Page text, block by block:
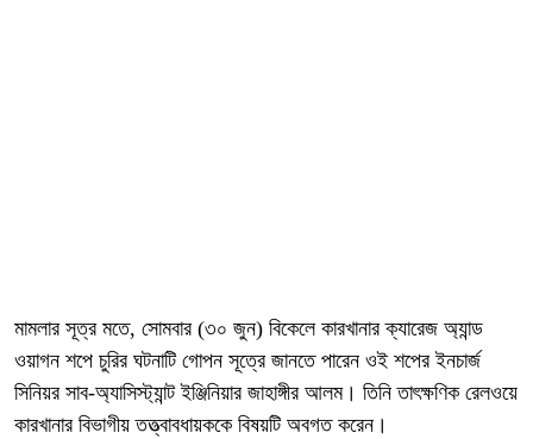
মামলার সূত্র মতে, সোমবার (৩০ জুন) বিকেলে কারখানার ক্যারেজ অ্যান্ড
ওয়াগন শপে চুরির ঘটনাটি গোপন সূত্রে জানতে পারেন ওই শপের ইনচার্জ
সিনিয়র সাব-অ্যাসিস্ট্যান্ট ইঞ্জিনিয়ার জাহাঙ্গীর আলম। তিনি তাৎক্ষণিক রেলওয়ে
কারখানার বিভাগীয় তত্ত্বাবধায়ককে বিষয়টি অবগত করেন।